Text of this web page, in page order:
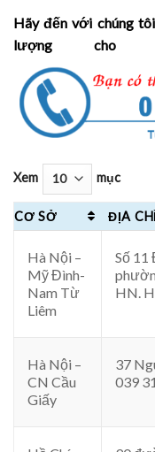
Hãy đến với chúng
lượng cho
Xem mục
CƠ SỞ ĐỊA
Hà Nội –
Mỹ Đình-
Nam Từ
Liêm
Số 11
HN.
Hà Nội –
CN Cầu
Giấy
37
039